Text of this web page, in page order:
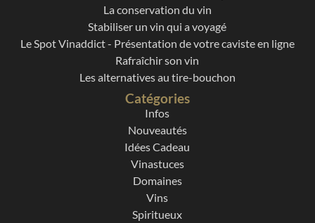
La conservation du vin
Stabiliser un vin qui a voyagé
Le Spot Vinaddict - Présentation de votre caviste en ligne
Rafraîchir son vin
Les alternatives au tire-bouchon
Catégories
Infos
Nouveautés
Idées Cadeau
Vinastuces
Domaines
Vins
Spiritueux